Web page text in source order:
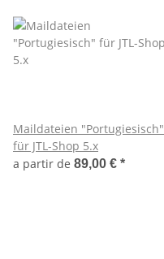
Maildateien "Portugiesisch"
für JTL-Shop 5.x
a partir de 89,00 € *